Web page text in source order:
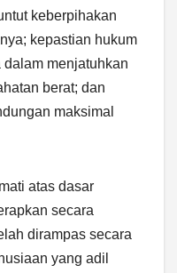
keberpihakan
kepastian hukum
menjatuhkan
berat; dan
maksimal
atas dasar
secara
dirampas secara
yang adil